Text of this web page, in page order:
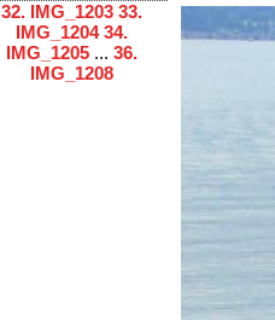
32. IMG_1203 33.
IMG_120434.
IMG_1205 ... 36.
IMG_1208